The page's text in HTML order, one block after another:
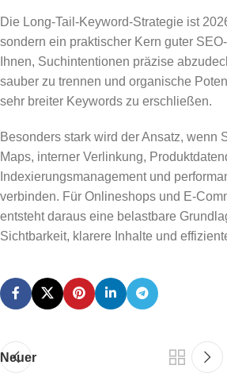
Die Long-Tail-Keyword-Strategie ist
sondern ein praktischer Kern guter
Ihnen, Suchintentionen präzise
sauber zu trennen und organische
sehr breiter Keywords zu erschließen.
Besonders stark wird der Ansatz, wenn
Maps, interner Verlinkung,
Indexierungsmanagement und
verbinden. Für Onlineshops und E-
entsteht daraus eine belastbare
Sichtbarkeit, klarere Inhalte und
Neuer